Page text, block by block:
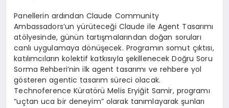
Panellerin ardından Claude Community
Ambassadors’un yürüteceği Claude ile Agent Tasarımı
atölyesinde, günün tartışmalarından doğan soruları
canlı uygulamaya dönüşecek. Programın somut çıktısı,
katılımcıların kolektif katkısıyla şekillenecek Doğru Soru
Sorma Rehberi’nin ilk agent tasarımı ve rehbere yol
gösteren agentic tasarım süreci olacak.
Technoference Küratörü Melis Eryiğit Samir, programı
“uçtan uca bir deneyim” olarak tanımlayarak şunları